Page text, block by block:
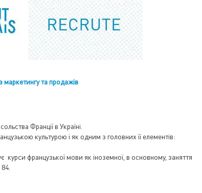
та продажів
Франції в Україні.
культурою і як одним з головних її елементів:
курси французької мови як іноземної, в основному, заняття